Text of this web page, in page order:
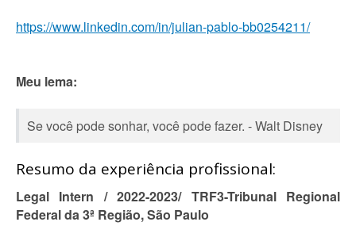
https://www.linkedin.com/in/julian-pablo-bb0254211/
Meu lema:
Se você pode sonhar, você pode fazer. - Walt Disney
Resumo da experiência profissional:
Legal Intern / 2022-2023/ TRF3-Tribunal Regional
Federal da 3ª Região, São Paulo